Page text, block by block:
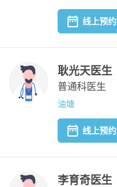
线上预约
耿光天医生
普通科医生
油塘
线上预约
李育奇医生